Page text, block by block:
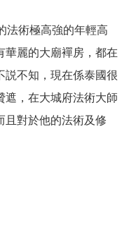
法術極高強的年輕高
華麗的大廟襌房，都在
説不知，現在係泰國很
遮，在大城府法術大師
且對於他的法術及修